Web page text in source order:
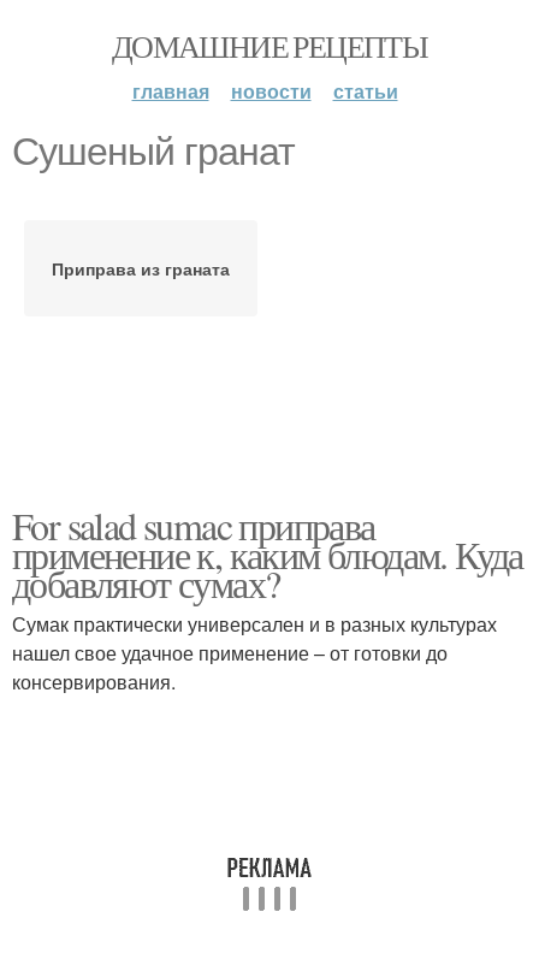
ДОМАШНИЕ РЕЦЕПТЫ
главная новости статьи
Сушеный гранат
Приправа из граната
For salad sumac приправа
применение к, каким блюдам. Куда
добавляют сумах?
Сумак практически универсален и в разных культурах
нашел свое удачное применение – от готовки до
консервирования.